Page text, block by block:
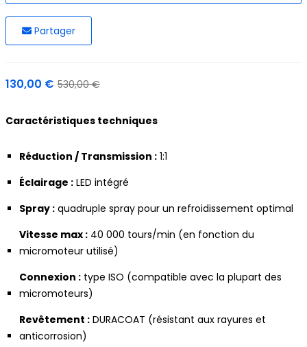
Partager
130,00 € Le
actuel
est :
130,00 €.
530,00€Le
initial
était :
530,00 €.
Caractéristiques techniques
Réduction / Transmission : 1:1
Éclairage : LED intégré
Spray : quadruple spray pour un refroidissement optimal
Vitesse max : 40 000 tours/min (en fonction du
micromoteur utilisé)
Connexion : type ISO (compatible avec la plupart des
micromoteurs)
Revêtement : DURACOAT (résistant aux rayures et
anticorrosion)